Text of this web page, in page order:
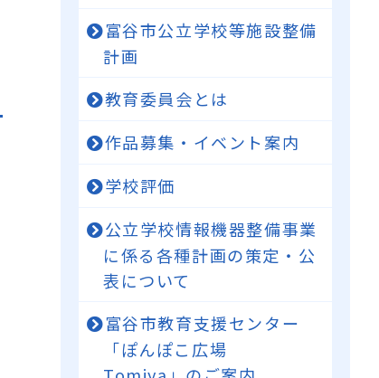
富谷市公立学校等施設整備
計画
教育委員会とは
作品募集・イベント案内
学校評価
公立学校情報機器整備事業
に係る各種計画の策定・公
表について
富谷市教育支援センター
「ぽんぽこ広場